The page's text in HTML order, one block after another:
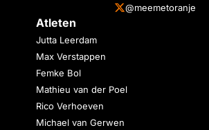
@meemetoranje
Atleten
Jutta Leerdam
Max Verstappen
Femke Bol
Mathieu van der Poel
Rico Verhoeven
Michael van Gerwen